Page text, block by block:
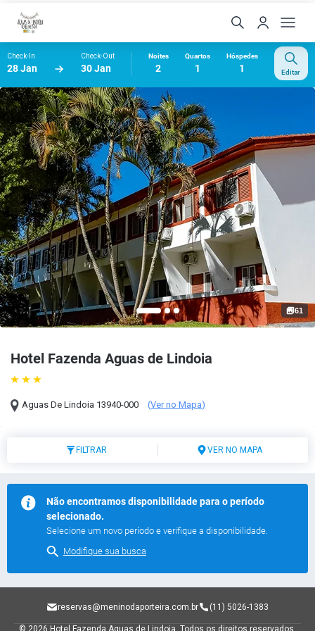
Check-In
28 Jan
Check-Out
30 Jan
Noites
2
Quartos
1
Hóspedes
1 Editar
Hotel Fazenda Aguas de Lindoia
Aguas De Lindoia 13940-000 (Ver no Mapa)
61
FILTRAR VER NO MAPA
Não encontramos disponibilidade para o período
selecionado.
Selecione um novo período e verifique a disponibilidade.
Modifique sua busca
reservas@meninodaporteira.com.br (11) 5026-1383
© 2026 Hotel Fazenda Aguas de Lindoia. Todos os direitos reservados.